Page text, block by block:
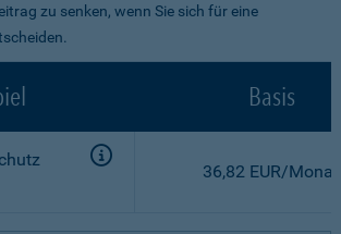
zu senken, wenn Sie sich für eine
Basis
36,82 EUR/Monat